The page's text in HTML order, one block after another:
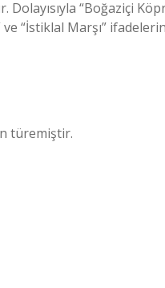
“Boğaziçi
“İstiklal Marşı”
türemiştir.